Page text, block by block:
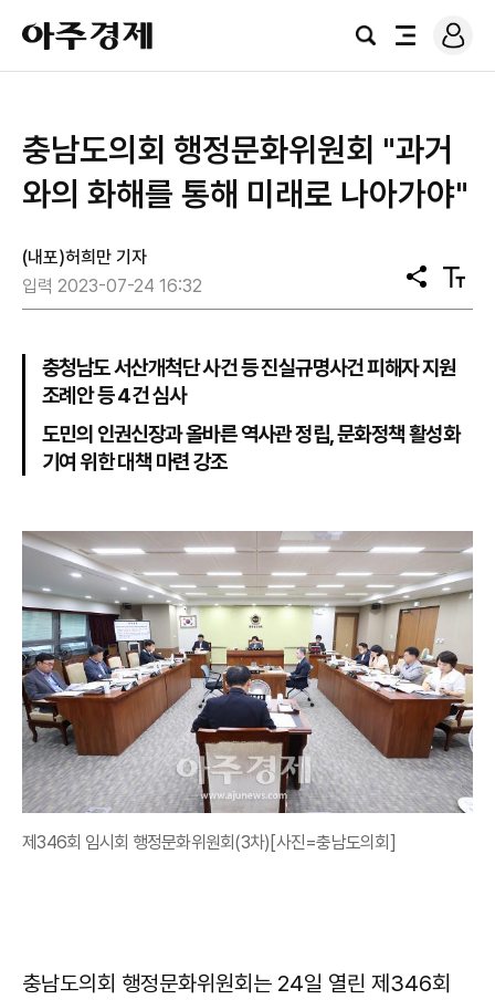
아
주
경
검
전
로
그
충남도의회 행정문화위원회 "과거
와의 화해를 통해 미래로 나아가야"
(내포)허희만 기자
입력 2023-07-24 16:32
공
유
텍
스
기
충청남도 서산개척단 사건 등 진실규명사건 피해자 지원
조례안 등 4건 심사
도민의 인권신장과 올바른 역사관 정립, 문화정책 활성화
기여 위한 대책 마련 강조
제346회 임시회 행정문화위원회(3차)[사진=충남도의회]
충남도의회 행정문화위원회는 24일 열린 제346회